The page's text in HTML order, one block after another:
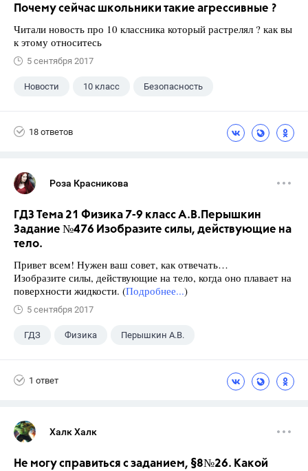
Почему сейчас школьники такие агрессивные ?
Читали новость про 10 классника который растрелял ? как вы
к этому относитесь
5 сентября 2017
Новости 10 класс Безопасность
18 ответов
Роза Красникова
ГДЗ Тема 21 Физика 7-9 класс А.В.Перышкин
Задание №476 Изобразите силы, действующие на
тело.
Привет всем! Нужен ваш совет, как отвечать…
Изобразите силы, действующие на тело, когда оно плавает на
поверхности жидкости. (Подробнее...)
5 сентября 2017
ГДЗ Физика Перышкин А.В.
1 ответ
Халк Халк
Не могу справиться с заданием, §8№26. Какой